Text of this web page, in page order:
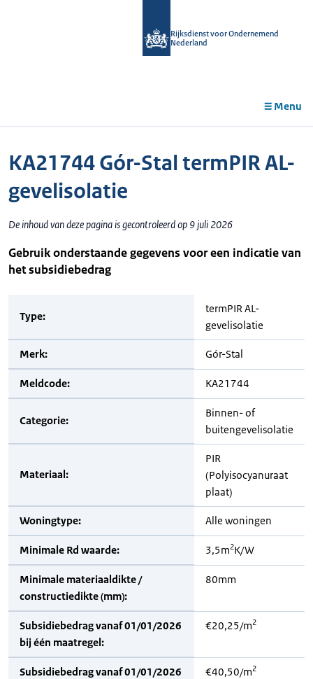
Rijksdienst voor Ondernemend
Nederland
Menu
KA21744 Gór-Stal termPIR AL-
gevelisolatie
De inhoud van deze pagina is gecontroleerd op 9 juli 2026
Gebruik onderstaande gegevens voor een indicatie van
het subsidiebedrag
Type:
termPIR AL-
gevelisolatie
Merk: Gór-Stal
Meldcode: KA21744
Categorie:
Binnen- of
buitengevelisolatie
Materiaal:
PIR
(Polyisocyanuraat
plaat)
Woningtype: Alle woningen
Minimale Rd waarde: 3,5m2K/W
Minimale materiaaldikte /
constructiedikte (mm):
80mm
Subsidiebedrag vanaf 01/01/2026
bij één maatregel:
€20,25/m2
Subsidiebedrag vanaf 01/01/2026
€40,50/m2